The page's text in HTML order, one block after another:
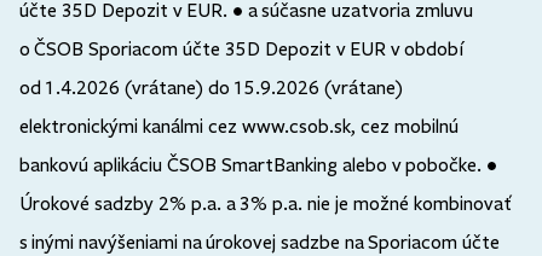
účte 35D Depozit v EUR. • a súčasne uzatvoria zmluvu
o ČSOB Sporiacom účte 35D Depozit v EUR v období
od 1.4.2026 (vrátane) do 15.9.2026 (vrátane)
elektronickými kanálmi cez www.csob.sk, cez mobilnú
bankovú aplikáciu ČSOB SmartBanking alebo v pobočke. •
Úrokové sadzby 2% p.a. a 3% p.a. nie je možné kombinovať
s inými navýšeniami na úrokovej sadzbe na Sporiacom účte